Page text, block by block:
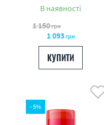
В наявності
1 150грн
1 093грн
КУПИТИ
- 5%